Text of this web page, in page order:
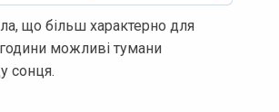
що більш характерно для
години можливі тумани
сонця.